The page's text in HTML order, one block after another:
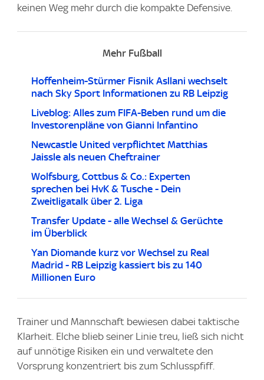
keinen Weg mehr durch die kompakte Defensive.
Mehr Fußball
Hoffenheim-Stürmer Fisnik Asllani wechselt
nach Sky Sport Informationen zu RB Leipzig
Liveblog: Alles zum FIFA-Beben rund um die
Investorenpläne von Gianni Infantino
Newcastle United verpflichtet Matthias
Jaissle als neuen Cheftrainer
Wolfsburg, Cottbus & Co.: Experten
sprechen bei HvK & Tusche - Dein
Zweitligatalk über 2. Liga
Transfer Update - alle Wechsel & Gerüchte
im Überblick
Yan Diomande kurz vor Wechsel zu Real
Madrid - RB Leipzig kassiert bis zu 140
Millionen Euro
Trainer und Mannschaft bewiesen dabei taktische
Klarheit. Elche blieb seiner Linie treu, ließ sich nicht
auf unnötige Risiken ein und verwaltete den
Vorsprung konzentriert bis zum Schlusspfiff.